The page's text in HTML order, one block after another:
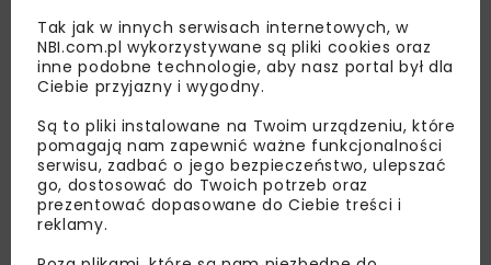
Lubisz wiedzieć więcej?
Zapisz się do newslettera aby otrzymywać od
nas najlepsze informacje branżowe,
zaproszenia na wydarzenia, atrakcyjne oferty i
dedykowane akcje specjalne.
Tak jak w innych serwisach internetowych, w
NBI.com.pl wykorzystywane są pliki cookies oraz
inne podobne technologie, aby nasz portal był dla
Ciebie przyjazny i wygodny.
Są to pliki instalowane na Twoim urządzeniu, które
pomagają nam zapewnić ważne funkcjonalności
serwisu, zadbać o jego bezpieczeństwo, ulepszać
go, dostosować do Twoich potrzeb oraz
prezentować dopasowane do Ciebie treści i
reklamy.